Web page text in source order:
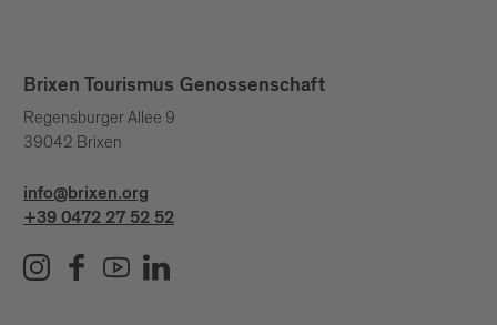
Brixen Tourismus Genossenschaft
Regensburger Allee 9
39042 Brixen
info@brixen.org
+39 0472 27 52 52